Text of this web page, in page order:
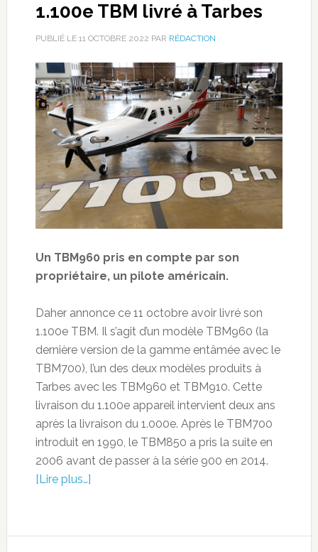
1.100e TBM livré à Tarbes
PUBLIÉ LE 11 OCTOBRE 2022 PAR RÉDACTION
Un TBM960 pris en compte par son
propriétaire, un pilote américain.
Daher annonce ce 11 octobre avoir livré son
1.100e TBM. Il s’agit d’un modèle TBM960 (la
dernière version de la gamme entâmée avec le
TBM700), l’un des deux modèles produits à
Tarbes avec les TBM960 et TBM910. Cette
livraison du 1.100e appareil intervient deux ans
après la livraison du 1.000e. Après le TBM700
introduit en 1990, le TBM850 a pris la suite en
2006 avant de passer à la série 900 en 2014.
[Lire plus…]